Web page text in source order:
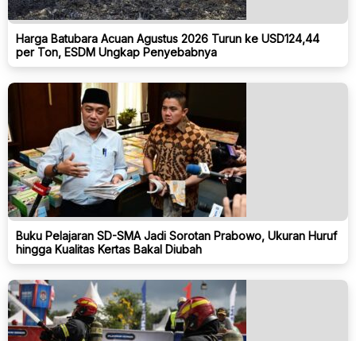
Harga Batubara Acuan Agustus 2026 Turun ke USD124,44
per Ton, ESDM Ungkap Penyebabnya
Buku Pelajaran SD-SMA Jadi Sorotan Prabowo, Ukuran Huruf
hingga Kualitas Kertas Bakal Diubah